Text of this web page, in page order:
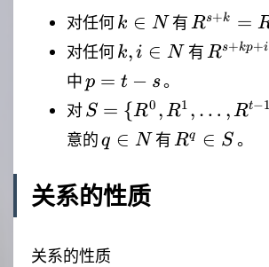
对任何k
\in
N
k ∈ N 有 R^{s+k}
=
R^{t+k}
Rs+k =
对任何k,i
\in
N
k, i ∈ N 有Rs+kp+i
中p=t-
s
p = t − s。
对
1}\rbrace,
S = {R0 ,R1 , … ,Rt−1
意的q
N
q ∈ N 有 R^{q}
Rq ∈ S 。
关系的性质
关系的性质